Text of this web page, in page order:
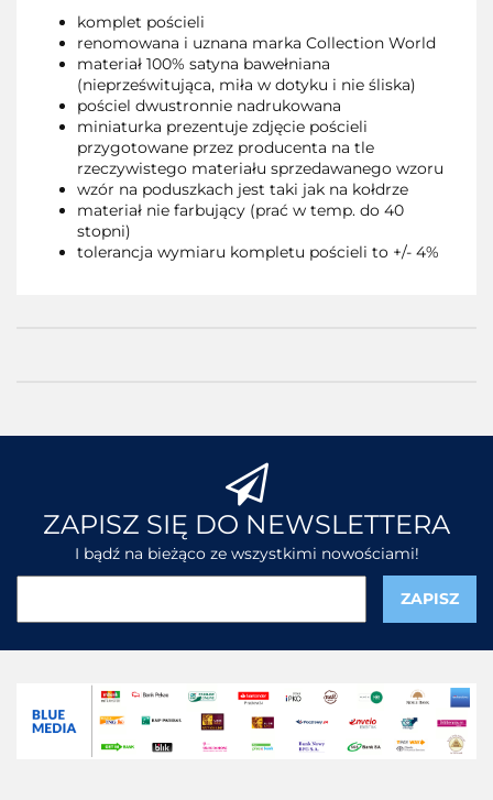
komplet pościeli
renomowana i uznana marka Collection World
materiał 100% satyna bawełniana
(nieprześwitująca, miła w dotyku i nie śliska)
pościel dwustronnie nadrukowana
miniaturka prezentuje zdjęcie pościeli
przygotowane przez producenta na tle
rzeczywistego materiału sprzedawanego wzoru
wzór na poduszkach jest taki jak na kołdrze
materiał nie farbujący (prać w temp. do 40
stopni)
tolerancja wymiaru kompletu pościeli to +/- 4%
ZAPISZ SIĘ DO NEWSLETTERA
I bądź na bieżąco ze wszystkimi nowościami!